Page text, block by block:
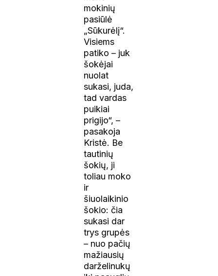
mokinių
pasiūlė
„Sūkurėlį“.
Visiems
patiko – juk
šokėjai
nuolat
sukasi, juda,
tad vardas
puikiai
prigijo“, –
pasakoja
Kristė. Be
tautinių
šokių, ji
toliau moko
ir
šiuolaikinio
šokio: čia
sukasi dar
trys grupės
– nuo pačių
mažiausių
darželinukų